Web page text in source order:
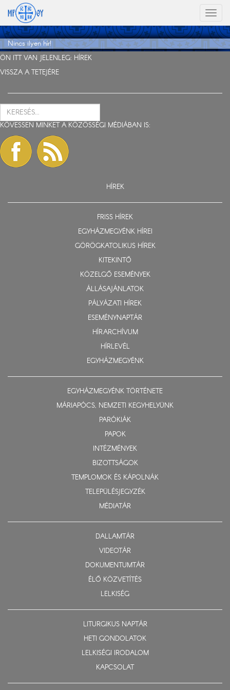
Nincs ilyen hír!
ÖN ITT VAN JELENLEG: HÍREK
VISSZA A TETEJÉRE
KÖVESSEN MINKET A KÖZÖSSÉGI MÉDIÁBAN IS:
HÍREK
FRISS HÍREK
EGYHÁZMEGYÉNK HÍREI
GÖRÖGKATOLIKUS HÍREK
KITEKINTŐ
KÖZELGŐ ESEMÉNYEK
ÁLLÁSAJÁNLATOK
PÁLYÁZATI HÍREK
ESEMÉNYNAPTÁR
HÍRARCHÍVUM
HÍRLEVÉL
EGYHÁZMEGYÉNK
EGYHÁZMEGYÉNK TÖRTÉNETE
MÁRIAPÓCS, NEMZETI KEGYHELYÜNK
PARÓKIÁK
PAPOK
INTÉZMÉNYEK
BIZOTTSÁGOK
TEMPLOMOK ÉS KÁPOLNÁK
TELEPÜLÉSJEGYZÉK
MÉDIATÁR
DALLAMTÁR
VIDEOTÁR
DOKUMENTUMTÁR
ÉLŐ KÖZVETÍTÉS
LELKISÉG
LITURGIKUS NAPTÁR
HETI GONDOLATOK
LELKISÉGI IRODALOM
KAPCSOLAT